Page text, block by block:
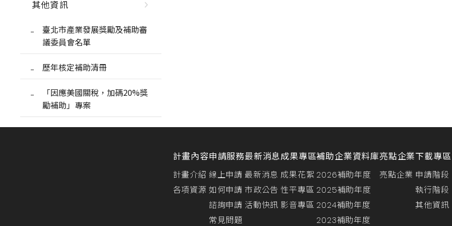
其他資訊
臺北市產業發展獎勵及補助審
議委員會名單
歷年核定補助清冊
「因應美國關稅，加碼20%獎
勵補助」專案
計畫內容
計畫介紹
各項資源
申請服務
線上申請
如何申請
諮詢申請
常見問題
最新消息
最新消息
市政公告
活動快訊
成果專區
成果花絮
性平專區
影音專區
補助企業資料庫
2026補助年度
2025補助年度
2024補助年度
2023補助年度
亮點企業
亮點企業
下載專區
申請階段
執行階段
其他資訊